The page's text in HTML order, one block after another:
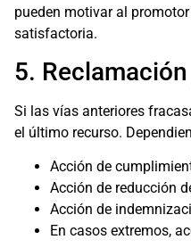
pueden motivar al
satisfactoria.
5.
Si las vías anteriores
el último recurso.
Acción de
Acción de reducción
Acción de
En casos extremos,